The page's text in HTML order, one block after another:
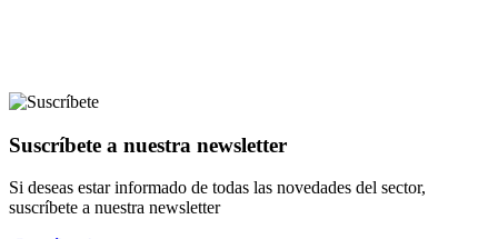
Suscríbete a nuestra newsletter
Si deseas estar informado de todas las novedades del sector,
suscríbete a nuestra newsletter